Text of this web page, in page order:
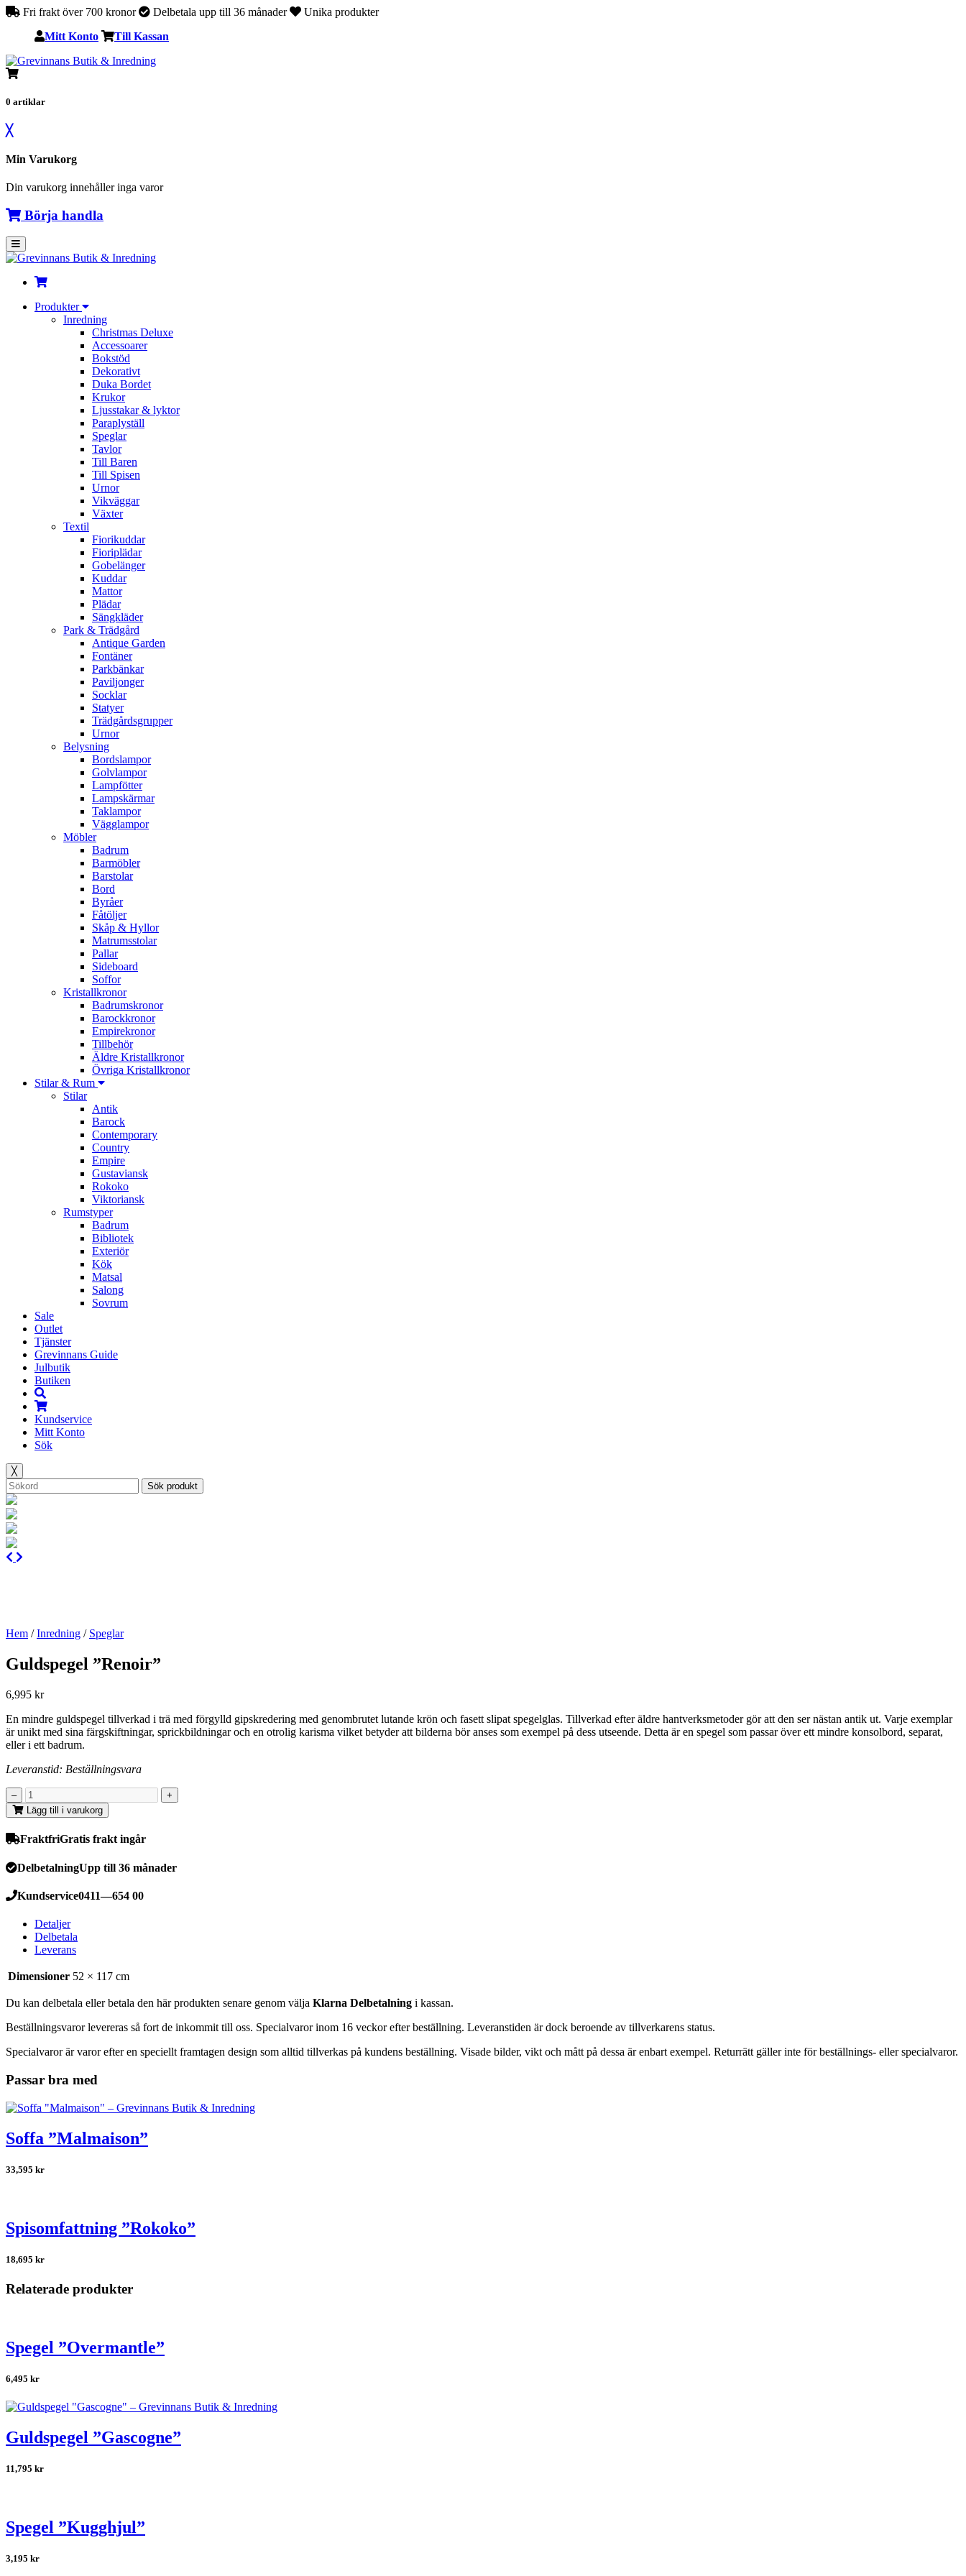
Fri frakt över 700 kronor Delbetala upp till 36 månader Unika produkter
Mitt Konto Till Kassan
0 artiklar
╳
Min Varukorg
Din varukorg innehåller inga varor
Börja handla
Produkter
Inredning
Christmas Deluxe
Accessoarer
Bokstöd
Dekorativt
Duka Bordet
Krukor
Ljusstakar & lyktor
Paraplyställ
Speglar
Tavlor
Till Baren
Till Spisen
Urnor
Vikväggar
Växter
Textil
Fiorikuddar
Fioriplädar
Gobelänger
Kuddar
Mattor
Plädar
Sängkläder
Park & Trädgård
Antique Garden
Fontäner
Parkbänkar
Paviljonger
Socklar
Statyer
Trädgårdsgrupper
Urnor
Belysning
Bordslampor
Golvlampor
Lampfötter
Lampskärmar
Taklampor
Vägglampor
Möbler
Badrum
Barmöbler
Barstolar
Bord
Byråer
Fåtöljer
Skåp & Hyllor
Matrumsstolar
Pallar
Sideboard
Soffor
Kristallkronor
Badrumskronor
Barockkronor
Empirekronor
Tillbehör
Äldre Kristallkronor
Övriga Kristallkronor
Stilar & Rum
Stilar
Antik
Barock
Contemporary
Country
Empire
Gustaviansk
Rokoko
Viktoriansk
Rumstyper
Badrum
Bibliotek
Exteriör
Kök
Matsal
Salong
Sovrum
Sale
Outlet
Tjänster
Grevinnans Guide
Julbutik
Butiken
Kundservice
Mitt Konto
Sök
╳
Sök produkt
Hem /Inredning / Speglar
Guldspegel ”Renoir”
6,995 kr
En mindre guldspegel tillverkad i trä med förgylld gipskredering med genombrutet lutande krön och fasett slipat spegelglas. Tillverkad efter äldre hantverksmetoder gör att den ser nästan antik ut. Varje exemplar
är unikt med sina färgskiftningar, sprickbildningar och en otrolig karisma vilket betyder att bilderna bör anses som exempel på dess utseende. Detta är en spegel som passar över ett mindre konsolbord, separat,
eller i ett badrum.
Leveranstid: Beställningsvara
Lägg till i varukorg
FraktfriGratis frakt ingår
DelbetalningUpp till 36 månader
Kundservice0411—654 00
Detaljer
Delbetala
Leverans
Dimensioner 52 × 117 cm
Du kan delbetala eller betala den här produkten senare genom välja Klarna Delbetalning i kassan.
Beställningsvaror levereras så fort de inkommit till oss. Specialvaror inom 16 veckor efter beställning. Leveranstiden är dock beroende av tillverkarens status.
Specialvaror är varor efter en speciellt framtagen design som alltid tillverkas på kundens beställning. Visade bilder, vikt och mått på dessa är enbart exempel. Returrätt gäller inte för beställnings- eller specialvaror.
Passar bra med
Soffa ”Malmaison”
33,595 kr
Spisomfattning ”Rokoko”
18,695 kr
Relaterade produkter
Spegel ”Overmantle”
6,495 kr
Guldspegel ”Gascogne”
11,795 kr
Spegel ”Kugghjul”
3,195 kr